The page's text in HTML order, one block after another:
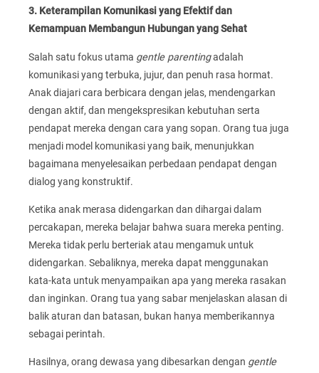
3. Keterampilan Komunikasi yang Efektif dan
Kemampuan Membangun Hubungan yang Sehat
Salah satu fokus utama gentle parentingadalah
komunikasi yang terbuka, jujur, dan penuh rasa hormat.
Anak diajari cara berbicara dengan jelas, mendengarkan
dengan aktif, dan mengekspresikan kebutuhan serta
pendapat mereka dengan cara yang sopan. Orang tua juga
menjadi model komunikasi yang baik, menunjukkan
bagaimana menyelesaikan perbedaan pendapat dengan
dialog yang konstruktif.
Ketika anak merasa didengarkan dan dihargai dalam
percakapan, mereka belajar bahwa suara mereka penting.
Mereka tidak perlu berteriak atau mengamuk untuk
didengarkan. Sebaliknya, mereka dapat menggunakan
kata-kata untuk menyampaikan apa yang mereka rasakan
dan inginkan. Orang tua yang sabar menjelaskan alasan di
balik aturan dan batasan, bukan hanya memberikannya
sebagai perintah.
Hasilnya, orang dewasa yang dibesarkan dengan gentle